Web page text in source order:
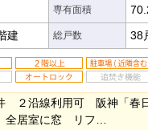
専有面積
建 総戸数 38
２沿線利用可 阪神「春
居室に窓 リフ…